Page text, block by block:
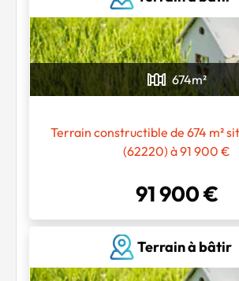
674m²
Terrain constructible de 674 m²
(62220) à 91 900 €
91 900 €
Terrain à bâtir